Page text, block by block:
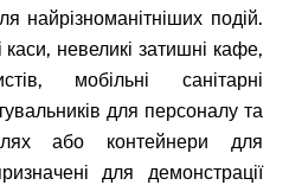
найрізноманітніших подій.
невеликі затишні кафе,
мобільні санітарні
для персоналу та
або контейнери для
для демонстрації